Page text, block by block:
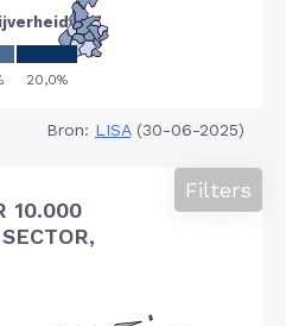
Bron: LISA(30-06-2025)
10.000
Filters